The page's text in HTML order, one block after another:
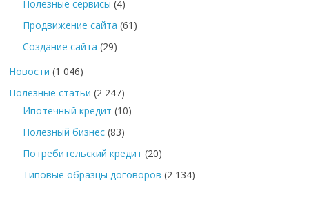
Полезные сервисы (4)
Продвижение сайта (61)
Создание сайта (29)
Новости (1 046)
Полезные статьи (2 247)
Ипотечный кредит (10)
Полезный бизнес (83)
Потребительский кредит (20)
Типовые образцы договоров (2 134)